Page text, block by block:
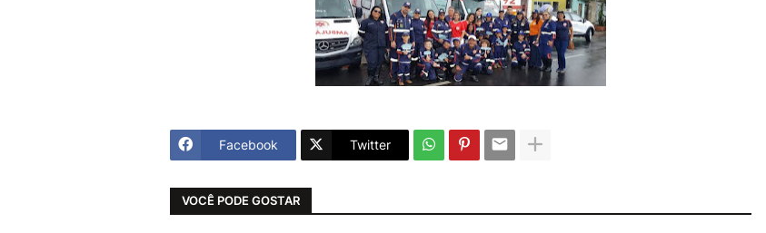
Facebook Twitter
VOCÊ PODE GOSTAR